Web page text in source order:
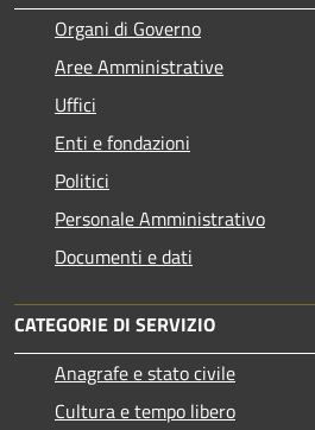
Organi di Governo
Aree Amministrative
Uffici
Enti e fondazioni
Politici
Personale Amministrativo
Documenti e dati
CATEGORIE DI SERVIZIO
Anagrafe e stato civile
Cultura e tempo libero